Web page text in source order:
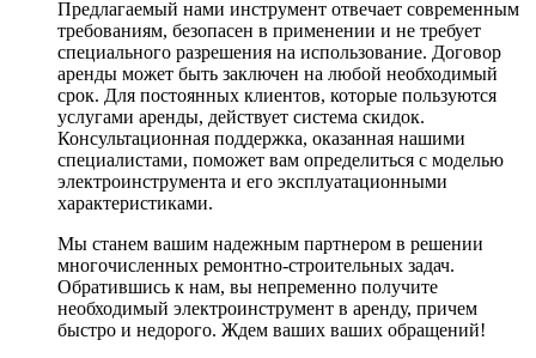
Предлагаемый нами инструмент отвечает современным
требованиям, безопасен в применении и не требует
специального разрешения на использование. Договор
аренды может быть заключен на любой необходимый
срок. Для постоянных клиентов, которые пользуются
услугами аренды, действует система скидок.
Консультационная поддержка, оказанная нашими
специалистами, поможет вам определиться с моделью
электроинструмента и его эксплуатационными
характеристиками.
Мы станем вашим надежным партнером в решении
многочисленных ремонтно-строительных задач.
Обратившись к нам, вы непременно получите
необходимый электроинструмент в аренду, причем
быстро и недорого. Ждем ваших ваших обращений!